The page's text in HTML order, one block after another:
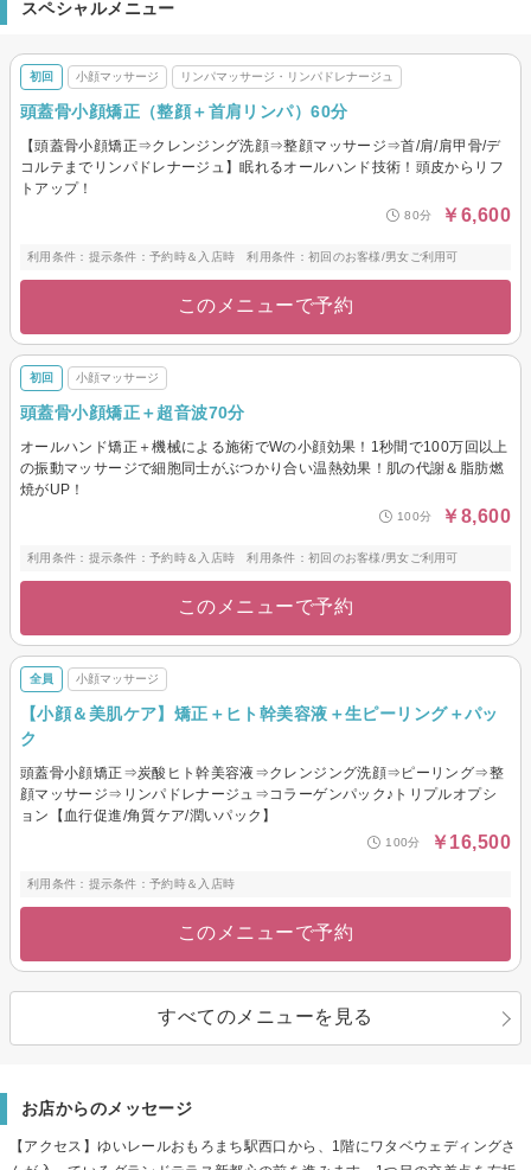
スペシャルメニュー
初回 小顔マッサージ リンパマッサージ・リンパドレナージュ
頭蓋骨小顔矯正（整顔＋首肩リンパ）60分
【頭蓋骨小顔矯正⇒クレンジング洗顔⇒整顔マッサージ⇒首/肩/肩甲骨/デ
コルテまでリンパドレナージュ】眠れるオールハンド技術！頭皮からリフ
トアップ！
80分 ￥6,600
利用条件：提示条件：予約時＆入店時 利用条件：初回のお客様/男女ご利用可
このメニューで予約
初回 小顔マッサージ
頭蓋骨小顔矯正＋超音波70分
オールハンド矯正＋機械による施術でWの小顔効果！1秒間で100万回以上
の振動マッサージで細胞同士がぶつかり合い温熱効果！肌の代謝＆脂肪燃
焼がUP！
100分 ￥8,600
利用条件：提示条件：予約時＆入店時 利用条件：初回のお客様/男女ご利用可
このメニューで予約
全員 小顔マッサージ
【小顔＆美肌ケア】矯正＋ヒト幹美容液＋生ピーリング＋パッ
ク
頭蓋骨小顔矯正⇒炭酸ヒト幹美容液⇒クレンジング洗顔⇒ピーリング⇒整
顔マッサージ⇒リンパドレナージュ⇒コラーゲンパック♪トリプルオプシ
ョン【血行促進/角質ケア/潤いパック】
100分 ￥16,500
利用条件：提示条件：予約時＆入店時
このメニューで予約
すべてのメニューを見る
お店からのメッセージ
【アクセス】ゆいレールおもろまち駅西口から、1階にワタベウェディングさ